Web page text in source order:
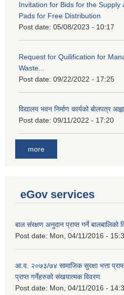
Invitation for Bids for the Supply
Pads for Free Distribution
Post date: 05/08/2023 - 10:17
Request for Quilification for
Waste...
Post date: 09/22/2022 - 17:25
विद्यालय भवन निर्माण कार्यको बोलपत्र
Post date: 09/11/2022 - 17:20
more
eGov services
बाल संरक्षण अनुदान प्राप्त गर्ने बालबालिको
Post date: Mon, 04/11/2016 -
आ.व. २०७३/७४ सामाजिक सुरक्षा भत्ता
प्राप्त गर्नेहरुको संखयात्मक विवरण
Post date: Mon, 04/11/2016 -